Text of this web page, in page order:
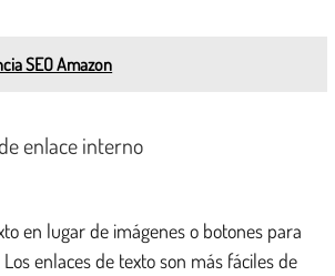
SEO Amazon
enlace interno
en lugar de imágenes o botones para
enlaces de texto son más fáciles de